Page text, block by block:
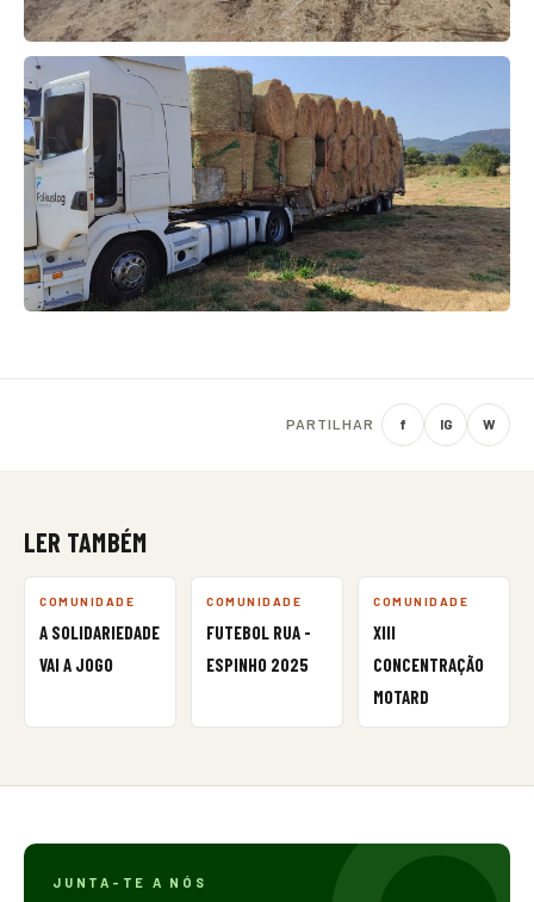
PARTILHAR f IG W
LER TAMBÉM
COMUNIDADE
A SOLIDARIEDADE
VAI A JOGO
COMUNIDADE
FUTEBOL RUA -
ESPINHO 2025
COMUNIDADE
XIII
CONCENTRAÇÃO
MOTARD
JUNTA-TE A NÓS